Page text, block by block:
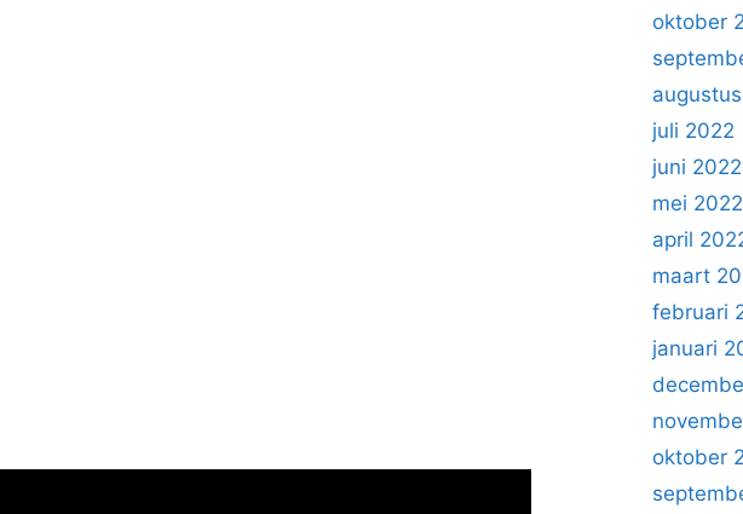
oktober
juli 2022
juni 2022
mei 2022
april
maart
februari
januari
oktober